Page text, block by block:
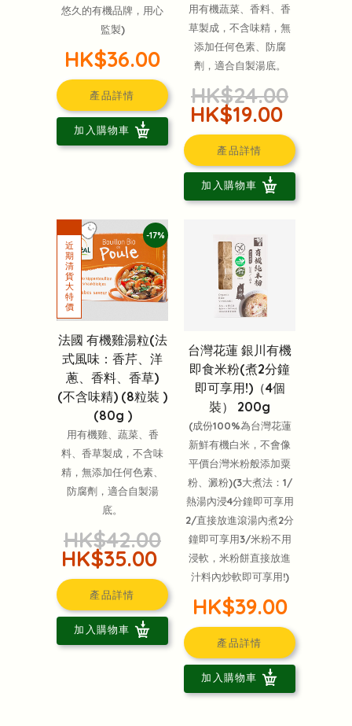
悠久的有機品牌，用心
監製)
HK$36.00
產品詳情
加入購物車
用有機蔬菜、香料、香
草製成，不含味精，無
添加任何色素、防腐
劑，適合自製湯底。
HK$24.00
HK$19.00
產品詳情
加入購物車
-17%
法國 有機雞湯粒(法
式風味：香芹、洋
蔥、香料、香草)
(不含味精) (8粒裝 )
(80g )
用有機雞、蔬菜、香
料、香草製成，不含味
精，無添加任何色素、
防腐劑，適合自製湯
底。
HK$42.00
HK$35.00
產品詳情
加入購物車
台灣花蓮 銀川有機
即食米粉(煮2分鐘
即可享用!)（4個
裝） 200g
(成份100%為台灣花蓮
新鮮有機白米，不會像
平價台灣米粉般添加粟
粉、澱粉)(3大煮法：1/
熱湯內浸4分鐘即可享用
2/直接放進滾湯內煮2分
鐘即可享用3/米粉不用
浸軟，米粉餅直接放進
汁料內炒軟即可享用!)
HK$39.00
產品詳情
加入購物車